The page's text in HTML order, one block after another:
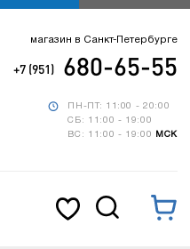
ПН-ПТ: 11:00 - 20:00
СБ: 11:00 - 19:00
ВС: 11:00 - 19:00
МСК
магазин в Санкт-Петербурге
+7 (951) 680-65-55